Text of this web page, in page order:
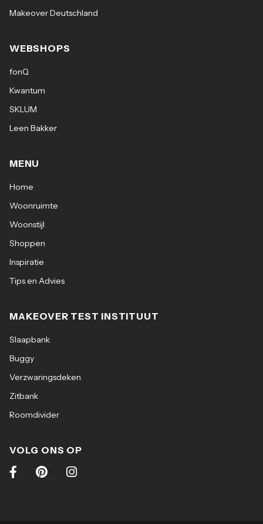
Makeover Deutschland
WEBSHOPS
fonQ
Kwantum
SKLUM
Leen Bakker
MENU
Home
Woonruimte
Woonstijl
Shoppen
Inspiratie
Tips en Advies
MAKEOVER TEST INSTITUUT
Slaapbank
Buggy
Verzwaringsdeken
Zitbank
Roomdivider
VOLG ONS OP